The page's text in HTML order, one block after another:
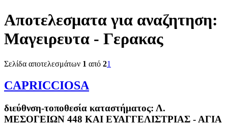
Αποτελεσματα για αναζητηση:
Μαγειρευτα - Γερακας
Σελίδα αποτελεσμάτων 1 από 21
CAPRICCIOSA
διεύθνση-τοποθεσία καταστήματος: Λ.
ΜΕΣΟΓΕΙΩΝ 448 ΚΑΙ ΕΥΑΓΓΕΛΙΣΤΡΙΑΣ - ΑΓΙΑ